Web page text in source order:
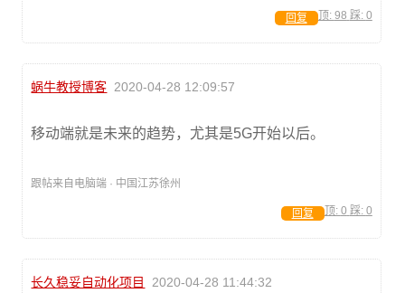
顶: 98 踩: 0
回复
蜗牛教授博客 2020-04-28 12:09:57
移动端就是未来的趋势，尤其是5G开始以后。
跟帖来自电脑端 · 中国江苏徐州
顶: 0 踩: 0
回复
长久稳妥自动化项目 2020-04-28 11:44:32